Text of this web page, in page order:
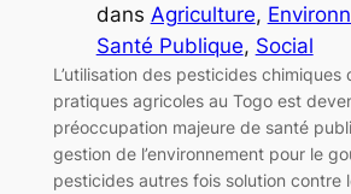
dans Agriculture,
Santé Publique, Social
L’utilisation des pesticides chimiques
pratiques agricoles au Togo est
préoccupation majeure de santé
gestion de l’environnement pour le
pesticides autres fois solution contre